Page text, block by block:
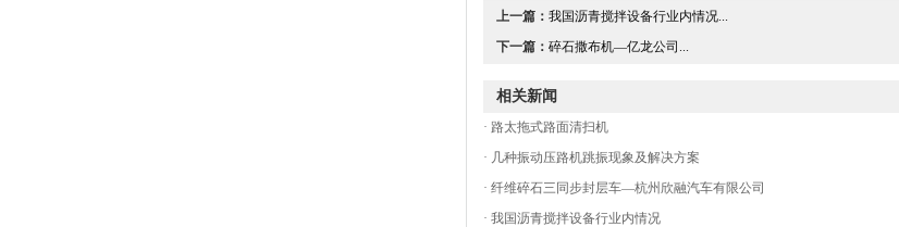
上一篇： 我国沥青搅拌设备行业内情况...
下一篇： 碎石撒布机—亿龙公司...
相关新闻
· 路太拖式路面清扫机
· 几种振动压路机跳振现象及解决方案
· 纤维碎石三同步封层车—杭州欣融汽车有限公司
· 我国沥青搅拌设备行业内情况